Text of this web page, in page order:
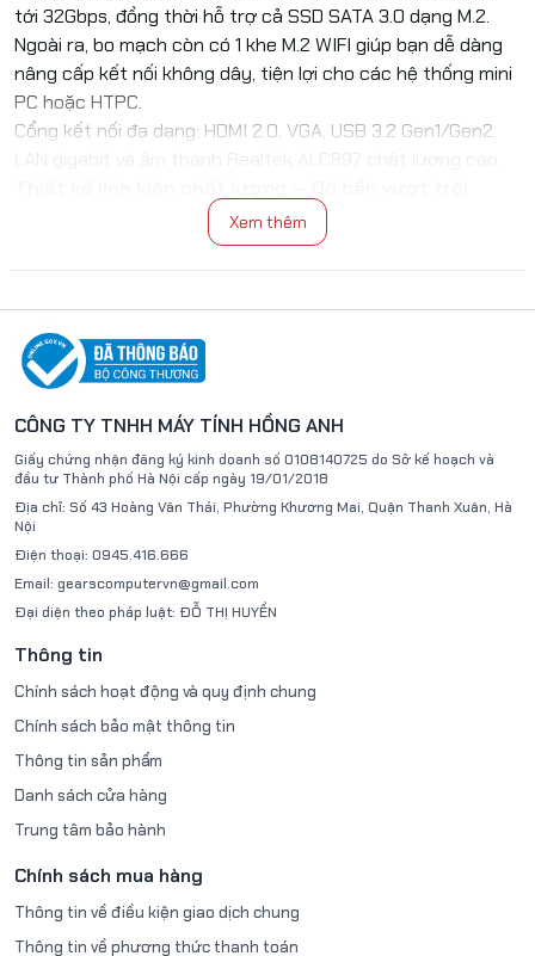
tới 32Gbps, đồng thời hỗ trợ cả SSD SATA 3.0 dạng M.2.
Ngoài ra, bo mạch còn có 1 khe M.2 WIFI giúp bạn dễ dàng
nâng cấp kết nối không dây, tiện lợi cho các hệ thống mini
PC hoặc HTPC.
Cổng kết nối đa dạng: HDMI 2.0, VGA, USB 3.2 Gen1/Gen2,
Hệ thống cấp điện 8 phase đảm bảo dòng điện ổn định cho
CPU nhiều nhân, tăng khả năng hoạt động lâu dài và bền bỉ.
PCB 4 lớp giúp cải thiện khả năng tản nhiệt, giảm nhiễu
hơn trong môi trường hoạt động phức tạp.
Kích thước M-ATX (220 x 180mm) phù hợp với hầu hết các
thùng máy phổ thông hiện nay.
Thông số kỹ thuật chính:
Socket CPU: LGA1700
RAM: 2 khe DDR4 (tối đa 64GB)
Khe mở rộng: 1x PCIe 3.0 x16, 1x PCIe 3.0 x1
Lưu trữ: 1x M.2 NVMe/SATA 3.0, 3x SATA 3.0
Âm thanh: Realtek ALC897
Mạng LAN: Realtek RTL8111H Gigabit
Cổng kết nối sau:
1x HDMI 2.0, 1x VGA
1x LAN, 1x Audio 3-jack
Hệ điều hành hỗ trợ: Windows 10/11
Nguồn cấp: 24PIN + 8PIN
Phụ kiện đi kèm:
1x Bo mạch chủ HUANANZHI H610M-VH-A Black
1x Cáp SATA
Hướng dẫn sử dụng
HUANANZHI là thương hiệu phần cứng nổi tiếng đến từ
Xem thêm
CÔNG TY TNHH MÁY TÍNH HỒNG ANH
Giấy chứng nhận đăng ký kinh doanh số 0108140725 do Sở kế hoạch và
đầu tư Thành phố Hà Nội cấp ngày 19/01/2018
Địa chỉ: Số 43 Hoàng Văn Thái, Phường Khương Mai, Quận Thanh Xuân, Hà
Nội
Điện thoại: 0945.416.666
Email: gearscomputervn@gmail.com
Đại diện theo pháp luật: ĐỖ THỊ HUYỀN
Thông tin
Chính sách hoạt động và quy định chung
Chính sách bảo mật thông tin
Thông tin sản phẩm
Danh sách cửa hàng
Trung tâm bảo hành
Chính sách mua hàng
Thông tin về điều kiện giao dịch chung
Thông tin về phương thức thanh toán